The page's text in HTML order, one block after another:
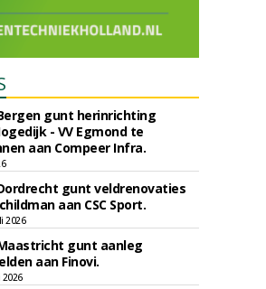
gunt herinrichting
- VV Egmond te
aan Compeer Infra.
gunt veldrenovaties
aan CSC Sport.
2026
gunt aanleg
aan Finovi.